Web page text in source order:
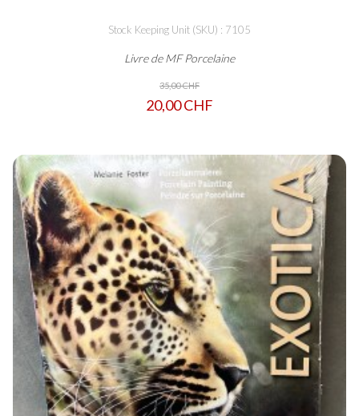
Stock Keeping Unit (SKU) : 7105
Livre de MF Porcelaine
35,00 CHF
20,00 CHF